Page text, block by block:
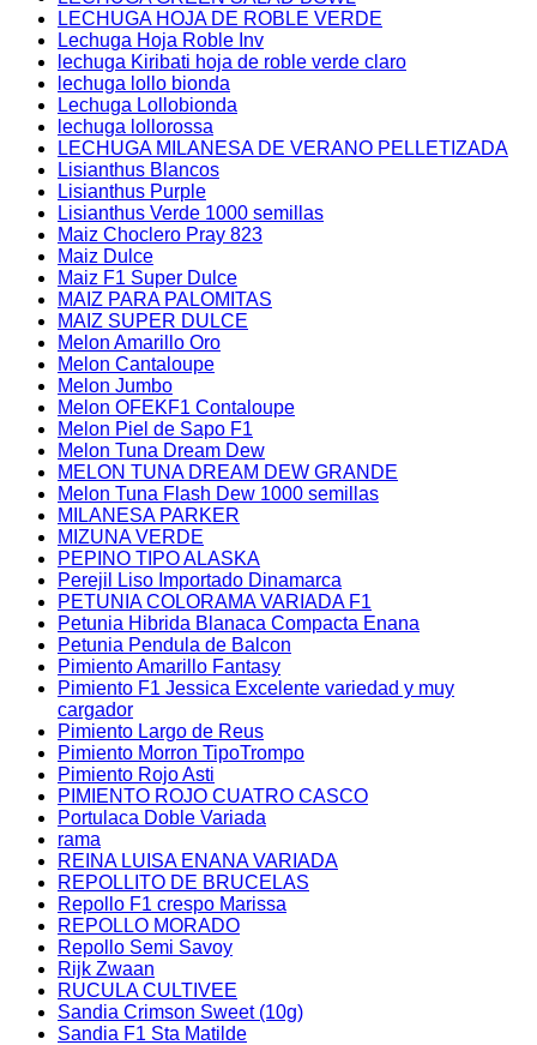
LECHUGA HOJA DE ROBLE VERDE
Lechuga Hoja Roble Inv
lechuga Kiribati hoja de roble verde claro
lechuga lollo bionda
Lechuga Lollobionda
lechuga lollorossa
LECHUGA MILANESA DE VERANO PELLETIZADA
Lisianthus Blancos
Lisianthus Purple
Lisianthus Verde 1000 semillas
Maiz Choclero Pray 823
Maiz Dulce
Maiz F1 Super Dulce
MAIZ PARA PALOMITAS
MAIZ SUPER DULCE
Melon Amarillo Oro
Melon Cantaloupe
Melon Jumbo
Melon OFEKF1 Contaloupe
Melon Piel de Sapo F1
Melon Tuna Dream Dew
MELON TUNA DREAM DEW GRANDE
Melon Tuna Flash Dew 1000 semillas
MILANESA PARKER
MIZUNA VERDE
PEPINO TIPO ALASKA
Perejil Liso Importado Dinamarca
PETUNIA COLORAMA VARIADA F1
Petunia Hibrida Blanaca Compacta Enana
Petunia Pendula de Balcon
Pimiento Amarillo Fantasy
Pimiento F1 Jessica Excelente variedad y muy
cargador
Pimiento Largo de Reus
Pimiento Morron TipoTrompo
Pimiento Rojo Asti
PIMIENTO ROJO CUATRO CASCO
Portulaca Doble Variada
rama
REINA LUISA ENANA VARIADA
REPOLLITO DE BRUCELAS
Repollo F1 crespo Marissa
REPOLLO MORADO
Repollo Semi Savoy
Rijk Zwaan
RUCULA CULTIVEE
Sandia Crimson Sweet (10g)
Sandia F1 Sta Matilde